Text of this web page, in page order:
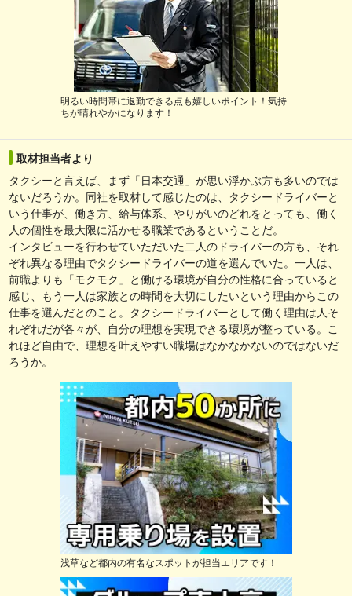
明るい時間帯に退勤できる点も嬉しいポイント！気持
ちが晴れやかになります！
取材担当者より
タクシーと言えば、まず「日本交通」が思い浮かぶ方も多いのでは
ないだろうか。同社を取材して感じたのは、タクシードライバーと
いう仕事が、働き方、給与体系、やりがいのどれをとっても、働く
人の個性を最大限に活かせる職業であるということだ。
インタビューを行わせていただいた二人のドライバーの方も、それ
ぞれ異なる理由でタクシードライバーの道を選んでいた。一人は、
前職よりも「モクモク」と働ける環境が自分の性格に合っていると
感じ、もう一人は家族との時間を大切にしたいという理由からこの
仕事を選んだとのこと。タクシードライバーとして働く理由は人そ
れぞれだが各々が、自分の理想を実現できる環境が整っている。こ
れほど自由で、理想を叶えやすい職場はなかなかないのではないだ
ろうか。
浅草など都内の有名なスポットが担当エリアです！